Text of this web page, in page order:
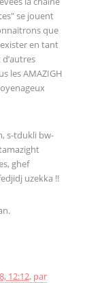
se jouent
que
en tant
les AMAZIGH
s-tdukli bw-
ghef
uzekka !!
12:12, par